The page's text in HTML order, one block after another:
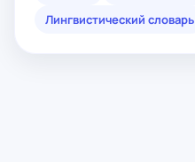
Лингвистический словарь